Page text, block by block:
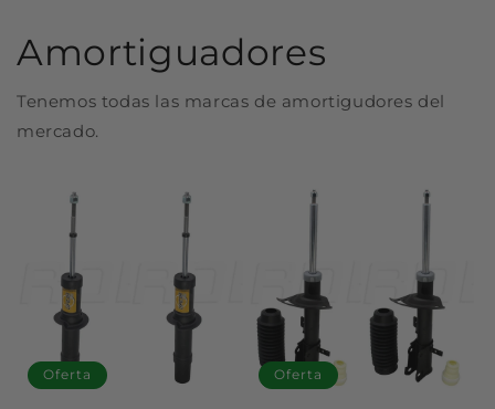
Amortiguadores
Tenemos todas las marcas de amortigudores del
mercado.
Oferta Oferta